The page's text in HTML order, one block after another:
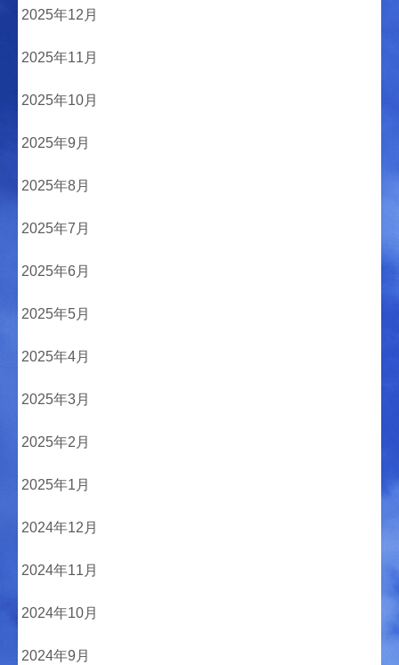
2025年12月
2025年11月
2025年10月
2025年9月
2025年8月
2025年7月
2025年6月
2025年5月
2025年4月
2025年3月
2025年2月
2025年1月
2024年12月
2024年11月
2024年10月
2024年9月